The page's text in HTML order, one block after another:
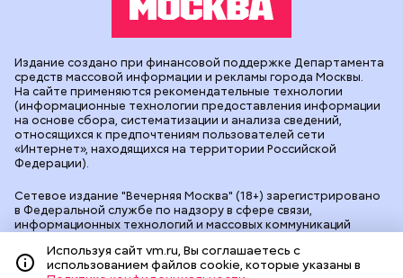
Сетевое издание "Вечерняя Москва" (18+) зарегистрировано
в Федеральной службе по надзору в сфере связи,
информационных технологий и массовых коммуникаций
90524 от 09.12.2025. Учредитель: АО "Редакция газеты
"Вечерняя Москва". Главный редактор vm.ru: Александр
Издание создано при финансовой поддержке Департамента
средств массовой информации и рекламы города Москвы.
На сайте применяются рекомендательные технологии
(информационные технологии предоставления информации
на основе сбора, систематизации и анализа сведений,
относящихся к предпочтениям пользователей сети
«Интернет», находящихся на территории Российской
Федерации).
Используя сайт vm.ru, Вы соглашаетесь с
использованием файлов cookie, которые указаны в